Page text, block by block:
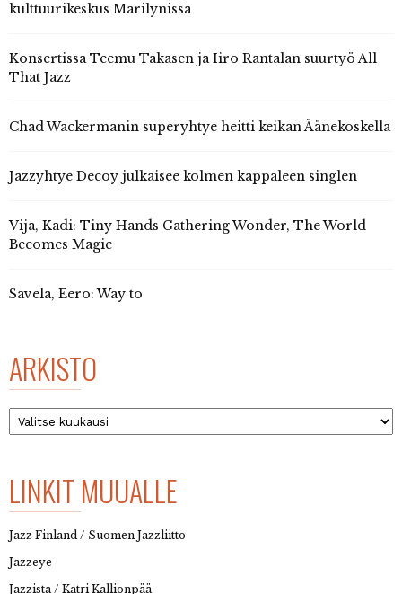
kulttuurikeskus Marilynissa
Konsertissa Teemu Takasen ja Iiro Rantalan suurtyö All
That Jazz
Chad Wackermanin superyhtye heitti keikan Äänekoskella
Jazzyhtye Decoy julkaisee kolmen kappaleen singlen
Vija, Kadi: Tiny Hands Gathering Wonder, The World
Becomes Magic
Savela, Eero: Way to
ARKISTO
Arkisto
LINKIT MUUALLE
Jazz Finland / Suomen Jazzliitto
Jazzeye
Jazzista / Katri Kallionpää